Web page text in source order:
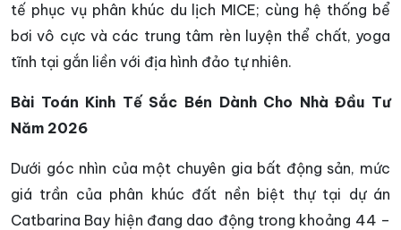
tế phục vụ phân khúc du lịch MICE; cùng hệ thống bể
bơi vô cực và các trung tâm rèn luyện thể chất, yoga
tĩnh tại gắn liền với địa hình đảo tự nhiên.
Bài Toán Kinh Tế Sắc Bén Dành Cho Nhà Đầu Tư
Năm 2026
Dưới góc nhìn của một chuyên gia bất động sản, mức
giá trần của phân khúc đất nền biệt thự tại dự án
Catbarina Bay hiện đang dao động trong khoảng 44 –